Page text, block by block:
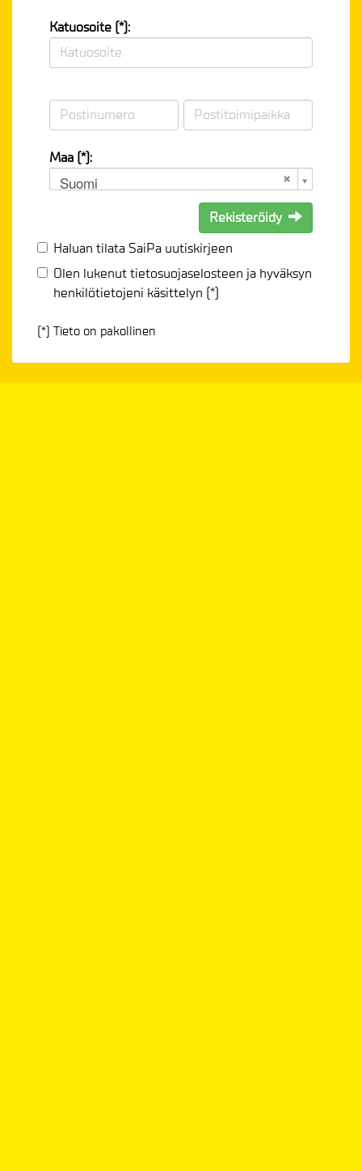
Katuosoite (*):
Maa (*):
Suomi
Rekisteröidy
Haluan tilata SaiPa uutiskirjeen
Olen lukenuttietosuojaselosteen ja hyväksyn
henkilötietojeni käsittelyn (*)
(*) Tieto on pakollinen